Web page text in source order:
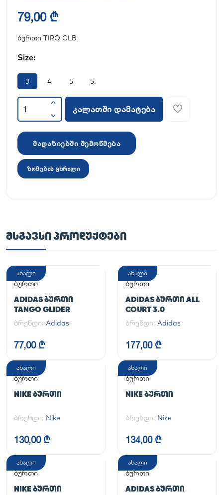
79,00 ₾
ბურთი TIRO CLB
Size:
3 4 5 5.
კალათში დამატება
მაღაზიებში შემოწმება
ზომების ცხრილი
ᲛᲡᲒᲐᲕᲡᲘ ᲞᲠᲝᲓᲣᲥᲢᲔᲑᲘ
ახალი
ბურთი
ADIDAS ᲑᲣᲠᲗᲘ
TANGO GLIDER
ბრენდი: Adidas
77,00 ₾
ახალი
ბურთი
ADIDAS ᲑᲣᲠᲗᲘ ALL
COURT 3.0
ბრენდი: Adidas
177,00 ₾
ახალი
ბურთი
NIKE ᲑᲣᲠᲗᲘ
ბრენდი: Nike
130,00 ₾
ახალი
ბურთი
NIKE ᲑᲣᲠᲗᲘ
ბრენდი: Nike
134,00 ₾
ახალი
ბურთი
NIKE ᲑᲣᲠᲗᲘ
ახალი
ბურთი
ADIDAS ᲑᲣᲠᲗᲘ